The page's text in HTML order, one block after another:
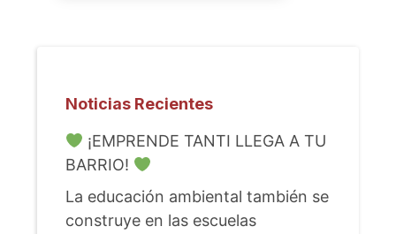
Noticias Recientes
¡EMPRENDE TANTI LLEGA A TU
BARRIO!
La educación ambiental también se
construye en las escuelas